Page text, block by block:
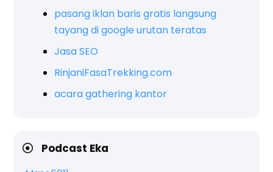
pasang iklan baris gratis langsung
tayang di google urutan teratas
Jasa SEO
RinjaniFasaTrekking.com
acara gathering kantor
Podcast Eka